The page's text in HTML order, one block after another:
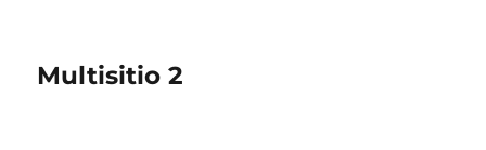
Multisitio 2